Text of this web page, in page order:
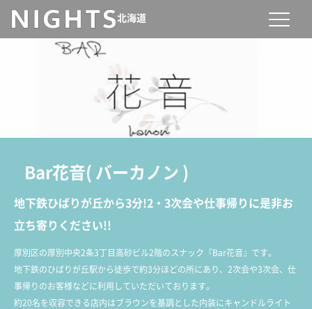
北海道
Bar花音( バーカノン )
地下鉄ひばりが丘から3分!2・3次会や仕事帰りに是非お
立ち寄りください!!
厚別区の厚別中央2条3丁目高砂ビル2階のスナック『Bar花音』です。
地下鉄のひばりが丘駅から徒歩で約3分ほどの所にあり、2次会や3次会、仕
事帰りのお客様などに利用していただいております。
約20名を収容できる店内はブラウンを基調とした内装にキャンドルライト